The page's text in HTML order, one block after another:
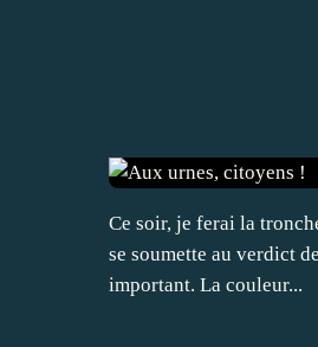
Ce soir, je ferai la
se soumette au verdict
important. La couleur...